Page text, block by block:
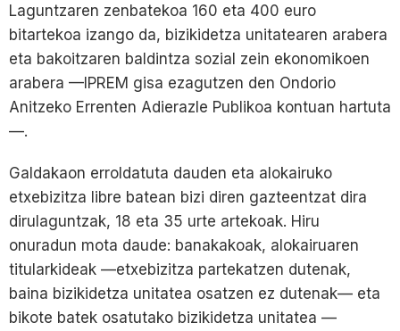
Laguntzaren zenbatekoa 160 eta 400 euro
bitartekoa izango da, bizikidetza unitatearen arabera
eta bakoitzaren baldintza sozial zein ekonomikoen
arabera —IPREM gisa ezagutzen den Ondorio
Anitzeko Errenten Adierazle Publikoa kontuan hartuta
—.
Galdakaon erroldatuta dauden eta alokairuko
etxebizitza libre batean bizi diren gazteentzat dira
dirulaguntzak, 18 eta 35 urte artekoak. Hiru
onuradun mota daude: banakakoak, alokairuaren
titularkideak —etxebizitza partekatzen dutenak,
baina bizikidetza unitatea osatzen ez dutenak— eta
bikote batek osatutako bizikidetza unitatea —